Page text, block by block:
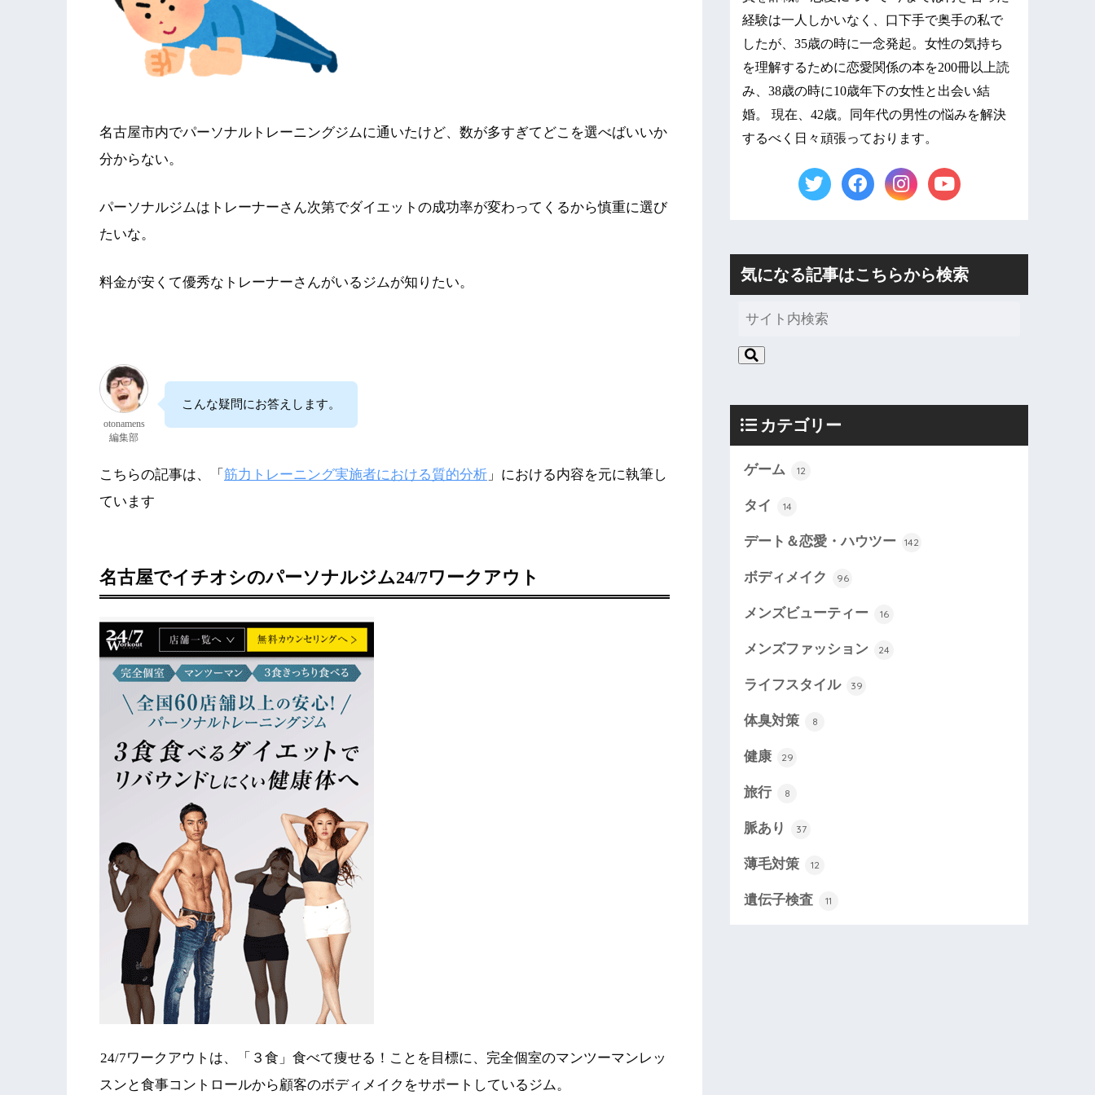
名古屋市内でパーソナルトレーニングジムに通いたけど、数が多すぎてどこを選べばいいか
分からない。
パーソナルジムはトレーナーさん次第でダイエットの成功率が変わってくるから慎重に選び
たいな。
料金が安くて優秀なトレーナーさんがいるジムが知りたい。
otonamens
編集部
こんな疑問にお答えします。
こちらの記事は、「 筋力トレーニング実施者における質的分析 」における内容を元に執筆し
ています
名古屋でイチオシのパーソナルジム24/7ワークアウト
24/7ワークアウトは、「３食」食べて痩せる！ことを目標に、完全個室のマンツーマンレッ
スンと食事コントロールから顧客のボディメイクをサポートしているジム。
経験は一人しかいなく、口下手で奥手の私で
したが、35歳の時に一念発起。女性の気持ち
を理解するために恋愛関係の本を200冊以上読
み、38歳の時に10歳年下の女性と出会い結
婚。 現在、42歳。同年代の男性の悩みを解決
するべく日々頑張っております。
気になる記事はこちらから検索
カテゴリー
ゲーム 12
タイ 14
デート＆恋愛・ハウツー 142
ボディメイク 96
メンズビューティー 16
メンズファッション 24
ライフスタイル 39
体臭対策 8
健康 29
旅行 8
脈あり 37
薄毛対策 12
遺伝子検査 11